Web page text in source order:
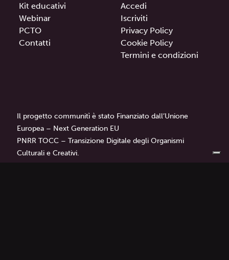
Kit educativi
Webinar
PCTO
Contatti
Accedi
Iscriviti
Privacy Policy
Cookie Policy
Termini e condizioni
Il progetto communitì è stato Finanziato dall’Unione
Europea – Next Generation EU
PNRR TOCC – Transizione Digitale degli Organismi
Culturali e Creativi.